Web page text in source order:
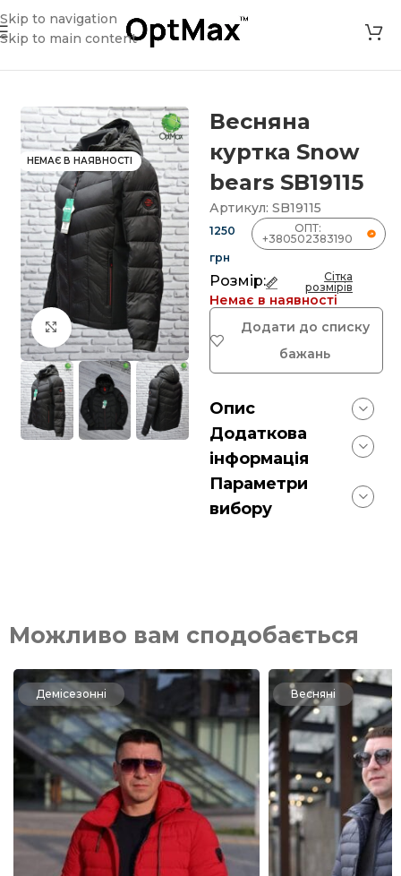
Skip to navigation
Skip to main content
Головна Весняна куртка Snow bears SB19115
НЕМАЄ В НАЯВНОСТІ
Клацніть, щоб збільшити
Весняна
куртка Snow
bears SB19115
Артикул: SB19115
1250
грн
ОПТ:
+380502383190
Розмір:
Сітка
розмірів
Немає в наявності
Додати до списку
бажань
Опис
Додаткова
інформація
Параметри
вибору
Можливо вам сподобається
Демісезонні Весняні